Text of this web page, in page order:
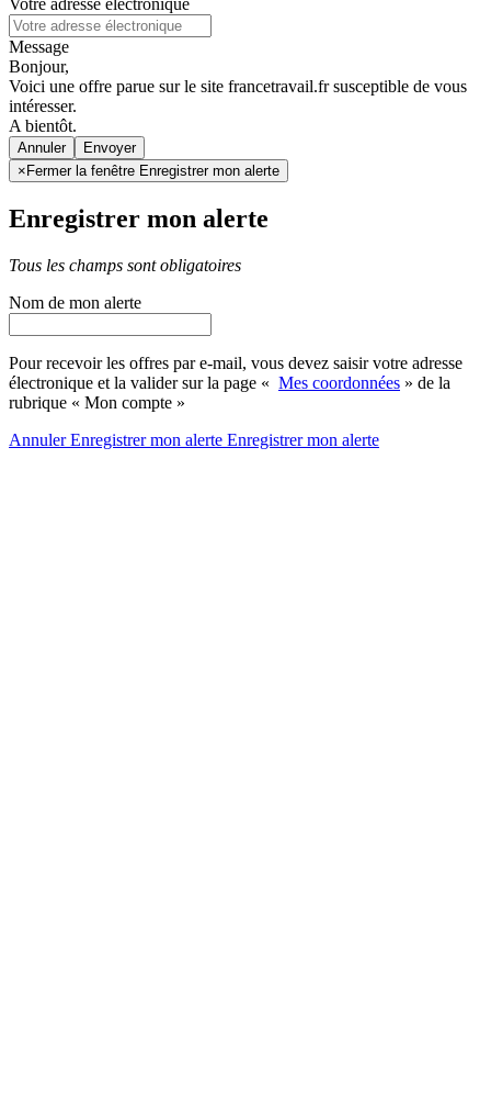
Votre adresse électronique
Message
Bonjour,
Voici une offre parue sur le site francetravail.fr susceptible de vous
intéresser.
A bientôt.
Annuler
× Fermer la fenêtre Enregistrer mon alerte
Enregistrer mon alerte
Tous les champs sont obligatoires
Nom de mon alerte
Pour recevoir les offres par e-mail, vous devez saisir votre adresse
électronique et la valider sur la page « Mes coordonnées » de la
rubrique « Mon compte »
AnnulerEnregistrer mon alerte Enregistrermon alerte